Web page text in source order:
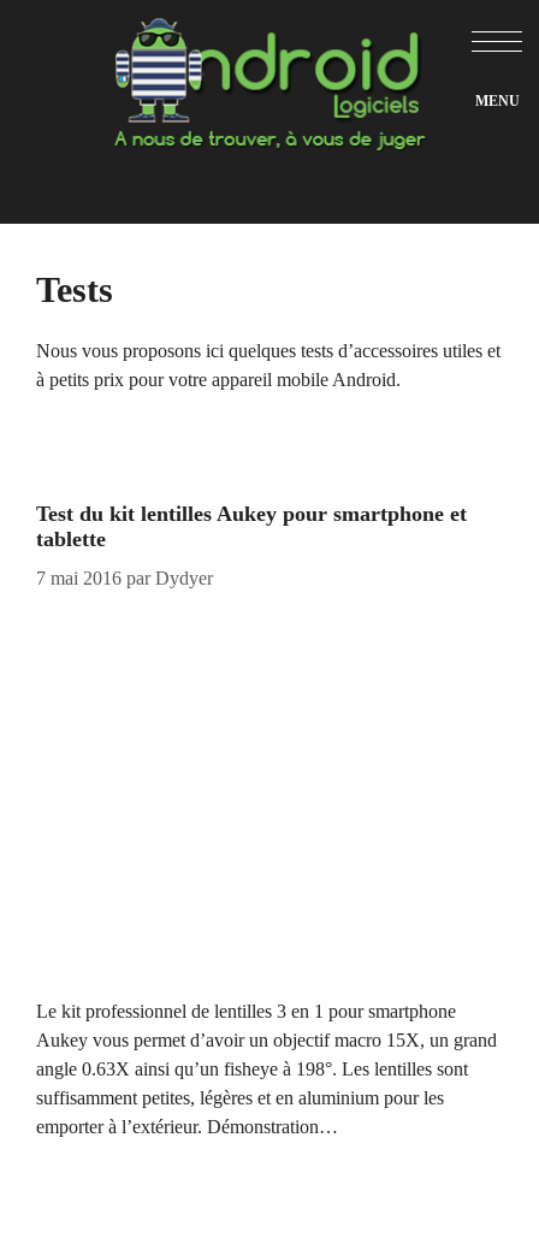
Tests
Nous vous proposons ici quelques tests d’accessoires utiles et
à petits prix pour votre appareil mobile Android.
Test du kit lentilles Aukey pour smartphone et
tablette
7 mai 2016 parDydyer
Le kit professionnel de lentilles 3 en 1 pour smartphone
Aukey vous permet d’avoir un objectif macro 15X, un grand
angle 0.63X ainsi qu’un fisheye à 198°. Les lentilles sont
suffisamment petites, légères et en aluminium pour les
emporter à l’extérieur. Démonstration…